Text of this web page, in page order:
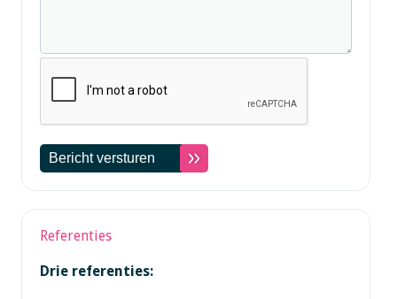
Referenties
Drie referenties: